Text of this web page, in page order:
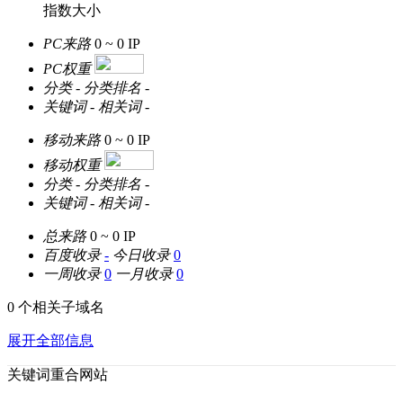
指数大小
PC来路 0 ~ 0 IP
PC权重
分类 - 分类排名 -
关键词 - 相关词 -
移动来路 0 ~ 0 IP
移动权重
分类 - 分类排名 -
关键词 - 相关词 -
总来路 0 ~ 0 IP
百度收录 - 今日收录 0
一周收录 0 一月收录 0
0 个相关子域名
展开全部信息
关键词重合网站